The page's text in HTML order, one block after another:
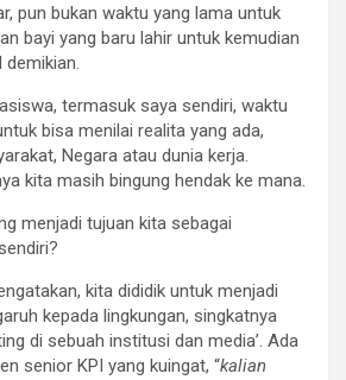
pun bukan waktu yang lama untuk
bayi yang baru lahir untuk kemudian
termasuk saya sendiri, waktu
bisa menilai realita yang ada,
Negara atau dunia kerja.
kita masih bingung hendak ke mana.
menjadi tujuan kita sebagai
kita dididik untuk menjadi
kepada lingkungan, singkatnya
di sebuah institusi dan media’. Ada
senior KPI yang kuingat, “kalian